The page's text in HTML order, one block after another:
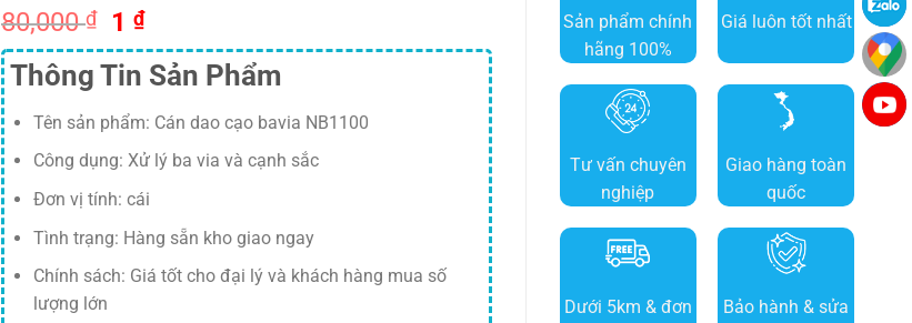
Sản phẩm chính
hãng 100%
Giá luôn tốt nhất
Tư vấn chuyên
nghiệp
Giao hàng toàn
quốc
Dưới 5km & đơn
Bảo hành & sửa
80,000₫
Giá
gốc
là:
1₫Giá
hiện
tại
1 ₫.
Thông Tin Sản Phẩm
Tên sản phẩm: Cán dao cạo bavia NB1100
Công dụng: Xử lý ba via và cạnh sắc
Đơn vị tính: cái
Tình trạng: Hàng sẵn kho giao ngay
Chính sách: Giá tốt cho đại lý và khách hàng mua số
lượng lớn